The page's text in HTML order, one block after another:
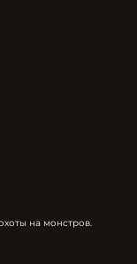
на монстров.